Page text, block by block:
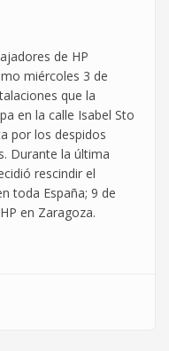
de HP
miércoles 3 de
que la
en la calle Isabel Sto
por los despidos
Durante la última
rescindir el
toda España; 9 de
en Zaragoza.